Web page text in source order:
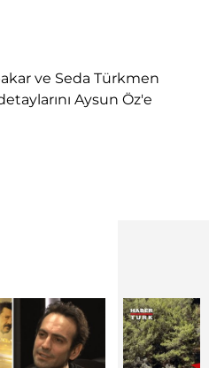
ve Seda Türkmen
Aysun Öz'e